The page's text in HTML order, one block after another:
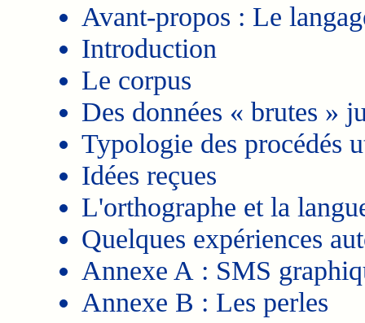
Avant-propos : Le
Introduction
Le corpus
Des données « brutes »
Typologie des procédés
Idées reçues
L'orthographe et la
Quelques expériences
Annexe A : SMS
Annexe B : Les perles